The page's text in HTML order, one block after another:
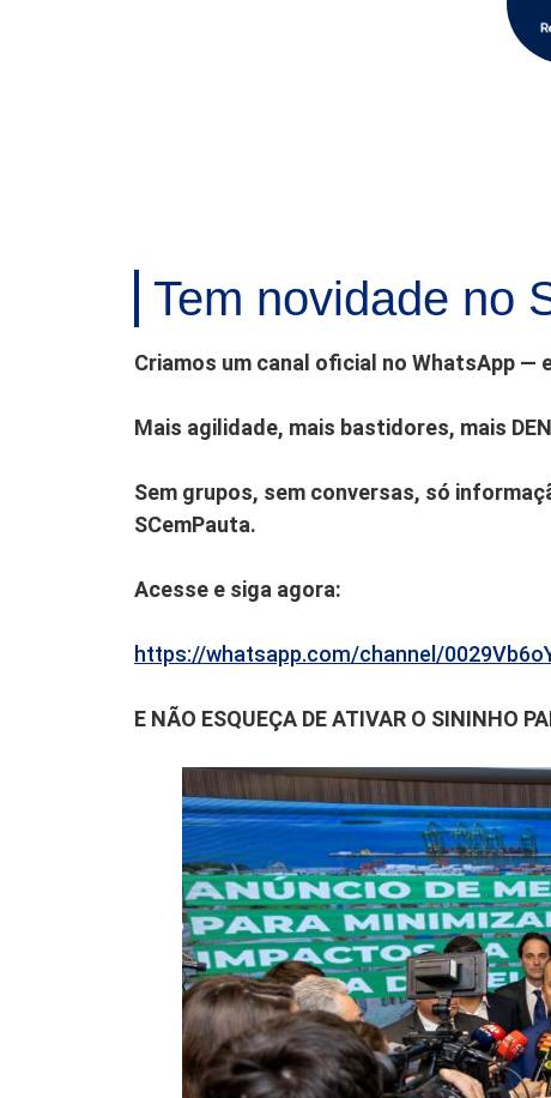
Tem novidade no
Criamos um canal oficial no WhatsApp —
Mais agilidade, mais bastidores, mais
Sem grupos, sem conversas, só
SCemPauta.
Acesse e siga agora:
https://whatsapp.com/channel/
E NÃO ESQUEÇA DE ATIVAR O SININHO